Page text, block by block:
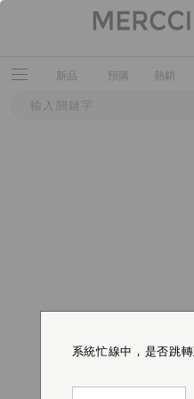
新品 預購 熱銷
系統忙線中，是否跳
系統忙線中，是否跳
系統忙線中，是否跳
系統忙線中，是否跳
系統忙線中，是否跳